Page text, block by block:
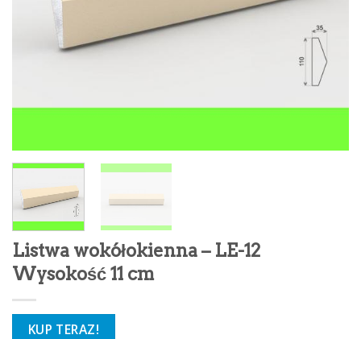
Listwa wokółokienna – LE-12
Wysokość 11 cm
KUP TERAZ!